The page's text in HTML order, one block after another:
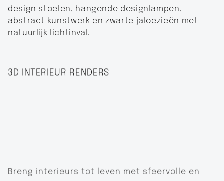
3D INTERIEUR RENDERS
Breng interieurs tot leven met sfeervolle en